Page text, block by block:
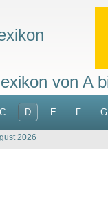
von A
C D E F G
2026